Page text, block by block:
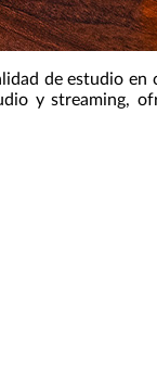
de estudio
y streaming,